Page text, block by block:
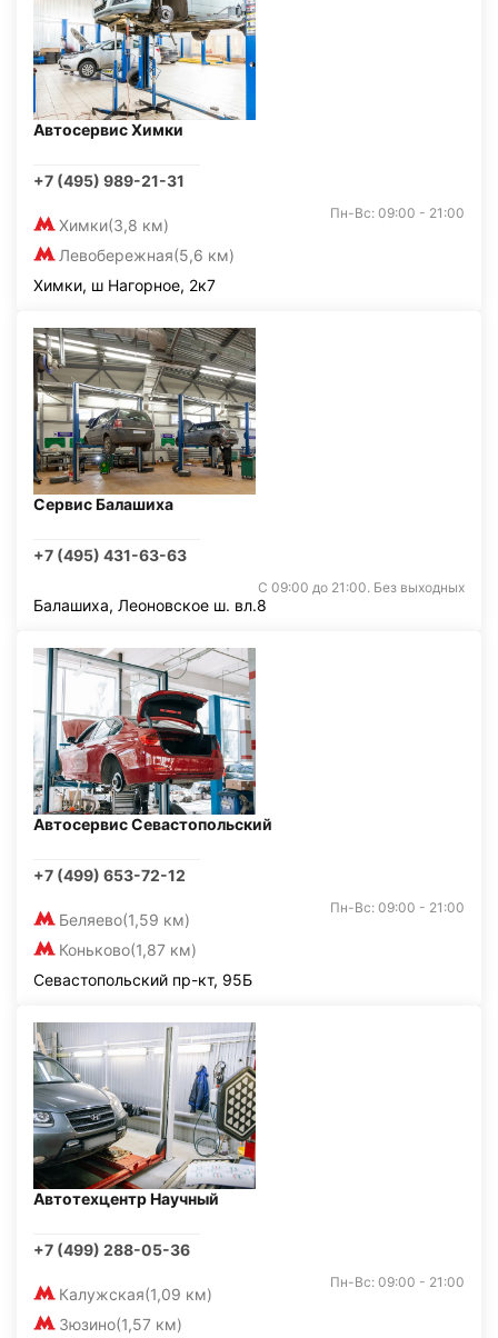
Автосервис Химки
+7 (495) 989-21-31
Химки(3,8 км)
Левобережная(5,6 км)
Пн-Вс: 09:00 - 21:00
Химки, ш Нагорное, 2к7
Сервис Балашиха
+7 (495) 431-63-63
С 09:00 до 21:00. Без выходных
Балашиха, Леоновское ш. вл.8
Автосервис Севастопольский
+7 (499) 653-72-12
Беляево(1,59 км)
Коньково(1,87 км)
Пн-Вс: 09:00 - 21:00
Севастопольский пр-кт, 95Б
Автотехцентр Научный
+7 (499) 288-05-36
Калужская(1,09 км)
Зюзино(1,57 км)
Пн-Вс: 09:00 - 21:00